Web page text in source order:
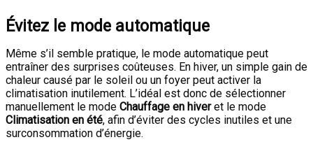
Évitez le mode automatique
Même s’il semble pratique, le mode automatique peut
entraîner des surprises coûteuses. En hiver, un simple gain de
chaleur causé par le soleil ou un foyer peut activer la
climatisation inutilement. L’idéal est donc de sélectionner
manuellement le mode Chauffage en hiveret le mode
Climatisation en été, afin d’éviter des cycles inutiles et une
surconsommation d’énergie.